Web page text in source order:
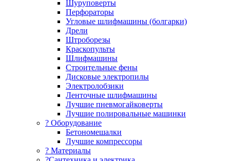
Шуруповерты
Перфораторы
Угловые шлифмашины (болгарки)
Дрели
Штроборезы
Краскопульты
Шлифмашины
Строительные фены
Дисковые электропилы
Электролобзики
Ленточные шлифмашины
Лучшие пневмогайковерты
Лучшие полировальные машинки
?️ Оборудование
Бетономешалки
Лучшие компрессоры
? Материалы